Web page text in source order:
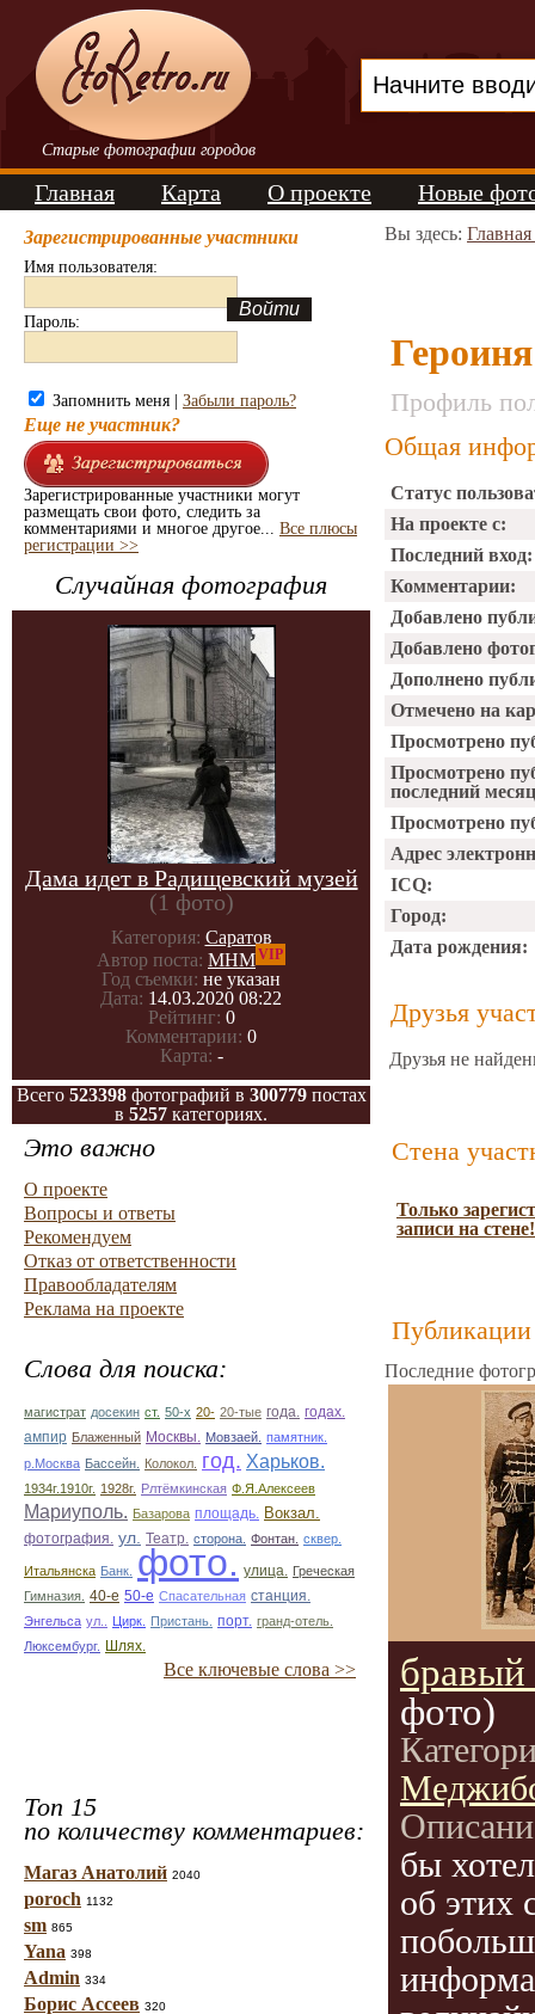
Старые фотографии городов
Главная Карта О проекте Новые
Зарегистрированные участники
Имя пользователя:
Пароль:
Запомнить меня | Забыли пароль?
Еще не участник?
Зарегистрированные участники могут
размещать свои фото, следить за
комментариями и многое другое... Все плюсы
регистрации >>
Случайная фотография
Дама идет в Радищевский музей
(1 фото)
Категория: Саратов
Автор поста: МНМVIP
Год съемки: не указан
Дата: 14.03.2020 08:22
Рейтинг: 0
Комментарии: 0
Карта: -
Всего 523398фотографий в 300779постах
в 5257 категориях.
Это важно
О проекте
Вопросы и ответы
Рекомендуем
Отказ от ответственности
Правообладателям
Реклама на проекте
Слова для поиска:
магистрат досекин ст. 50-х 20- 20-тые года. годах.
ампир Блаженный Москвы. Мовзаей. памятник.
р.Москва Бассейн. Колокол. год. Харьков.
1934г.1910г. 1928г. Рлтёмкинская Ф.Я.Алексеев
Мариуполь. Базарова площадь. Вокзал.
фотография. ул. Театр. сторона. Фонтан. сквер.
Итальянска Банк. фото. улица. Греческая
Гимназия. 40-е 50-е Спасательная станция.
Энгельса ул.. Цирк. Пристань. порт. гранд-отель.
Люксембург.
Шлях.
Все ключевые слова >>
Топ 15
по количеству комментариев:
Магаз Анатолий 2040
poroch 1132
sm 865
Yana 398
Admin 334
Борис Ассеев 320
Вы здесь:
Героиня
Профиль
Общая
Статус
На проекте с:
Последний вход:
Комментарии:
Добавлено
Добавлено
Дополнено
Отмечено на
Просмотрено
Просмотрено
последний
Просмотрено
Адрес
ICQ:
Город:
Дата рождения:
Друзья
Друзья не
Стена
Только
записи на стене!
Публикации
Последние
бравый
фото)
бы
об этих